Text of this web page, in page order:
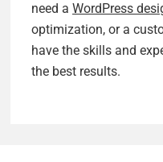
need a WordPress
optimization, or a
have the skills and
the best results.